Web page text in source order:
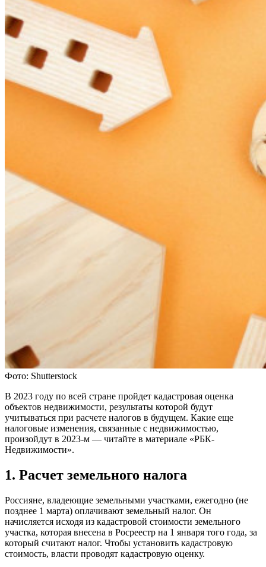
Фото: Shutterstock
В 2023 году по всей стране пройдет кадастровая оценка
объектов недвижимости, результаты которой будут
учитываться при расчете налогов в будущем. Какие еще
налоговые изменения, связанные с недвижимостью,
произойдут в 2023-м — читайте в материале «РБК-
Недвижимости».
1. Расчет земельного налога
Россияне, владеющие земельными участками, ежегодно (не
позднее 1 марта) оплачивают земельный налог. Он
начисляется исходя из кадастровой стоимости земельного
участка, которая внесена в Росреестр на 1 января того года, за
который считают налог. Чтобы установить кадастровую
стоимость, власти проводят кадастровую оценку.